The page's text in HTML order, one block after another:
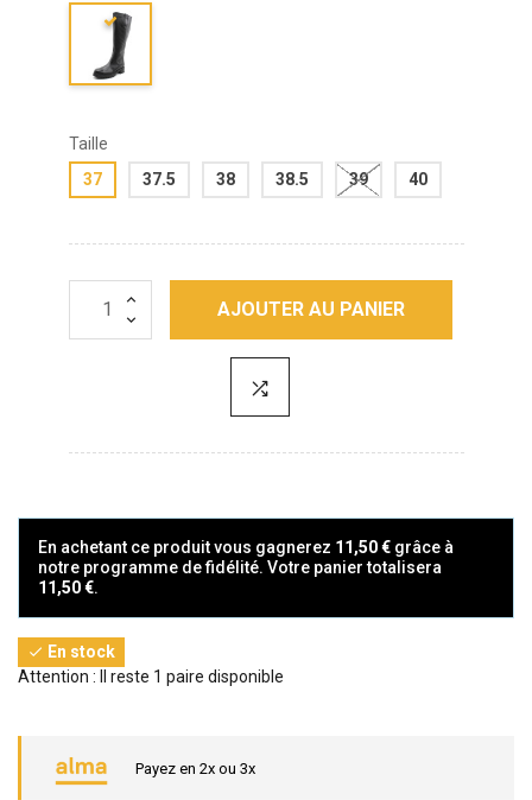
Taille
37
37.5 38 38.5 39 40
AJOUTER AU PANIER
En achetant ce produit vous gagnerez 11,50 € grâce à
notre programme de fidélité. Votre panier totalisera
11,50 €.
 En stock
Attention : Il reste 1 paire disponible
Payez en 2x ou 3x